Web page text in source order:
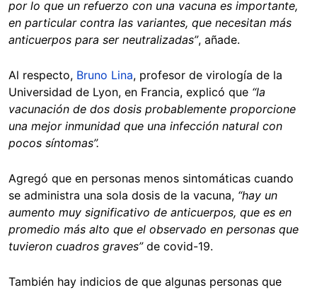
por lo que un refuerzo con una vacuna es importante,
en particular contra las variantes, que necesitan más
anticuerpos para ser neutralizadas”, añade.
Al respecto, Bruno Lina, profesor de virología de la
Universidad de Lyon, en Francia, explicó que “la
vacunación de dos dosis probablemente proporcione
una mejor inmunidad que una infección natural con
pocos síntomas”.
Agregó que en personas menos sintomáticas cuando
se administra una sola dosis de la vacuna, “hay un
aumento muy significativo de anticuerpos, que es en
promedio más alto que el observado en personas que
tuvieron cuadros graves” de covid-19.
También hay indicios de que algunas personas que